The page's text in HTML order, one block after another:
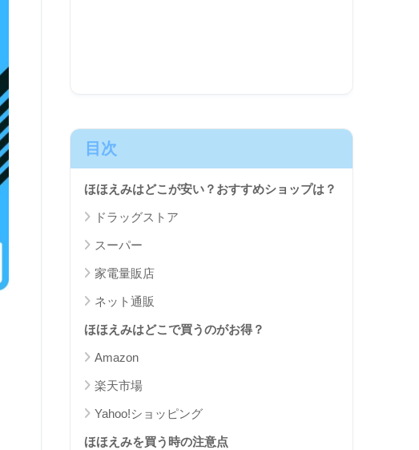
目次
ほほえみはどこが安い？おすすめショップは？
ドラッグストア
スーパー
家電量販店
ネット通販
ほほえみはどこで買うのがお得？
Amazon
楽天市場
Yahoo!ショッピング
ほほえみを買う時の注意点